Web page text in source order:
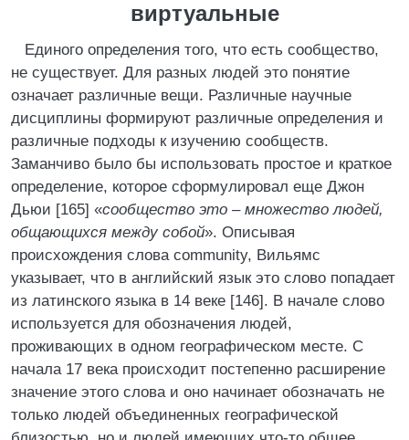
виртуальные
Единого определения того, что есть сообщество,
не существует. Для разных людей это понятие
означает различные вещи. Различные научные
дисциплины формируют различные определения и
различные подходы к изучению сообществ.
Заманчиво было бы использовать простое и краткое
определение, которое сформулировал еще Джон
Дьюи [165] «сообщество это – множество людей,
общающихся между собой». Описывая
происхождения слова community, Вильямс
указывает, что в английский язык это слово попадает
из латинского языка в 14 веке [146]. В начале слово
используется для обозначения людей,
проживающих в одном географическом месте. С
начала 17 века происходит постепенно расширение
значение этого слова и оно начинает обозначать не
только людей объединенных географической